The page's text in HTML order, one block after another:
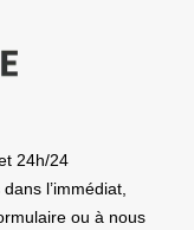
24h/24
l’immédiat,
ou à nous